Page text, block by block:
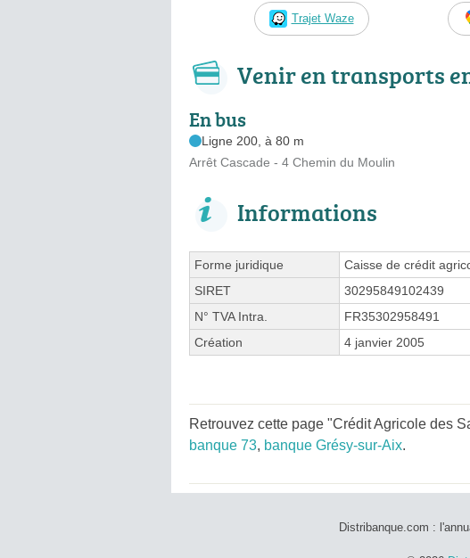
Trajet Waze
Venir en transports
En bus
Ligne 200, à 80 m
Arrêt Cascade - 4 Chemin du Moulin
Informations
Forme juridique
Caisse de crédit
SIRET
30295849102439
N° TVA Intra.
FR35302958491
Création
4 janvier 2005
Retrouvez cette page "Crédit Agricole des
banque 73, banque Grésy-sur-Aix.
Distribanque.com :